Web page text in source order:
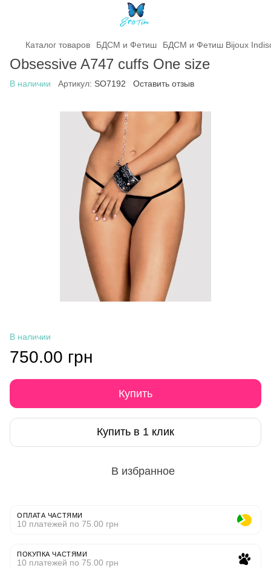
Каталог товаров БДСМ и Фетиш БДСМ и Фетиш Bijoux
Obsessive A747 cuffs One size
В наличии Артикул: SO7192 Оставить отзыв
В наличии
750.00 грн
Купить
Купить в 1 клик
В избранное
ОПЛАТА ЧАСТЯМИ
10 платежей по 75.00 грн
ПОКУПКА ЧАСТЯМИ
10 платежей по 75.00 грн